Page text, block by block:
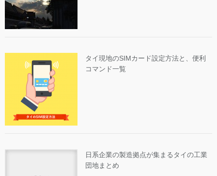
タイ現地のSIMカード設定方法と、便利
コマンド一覧
日系企業の製造拠点が集まるタイの工業
団地まとめ